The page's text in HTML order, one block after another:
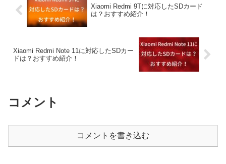
Xiaomi Redmi 9Tに対応したSDカード
は？おすすめ紹介！
Xiaomi Redmi Note 11に対応したSDカー
ドは？おすすめ紹介！
コメント
コメントを書き込む